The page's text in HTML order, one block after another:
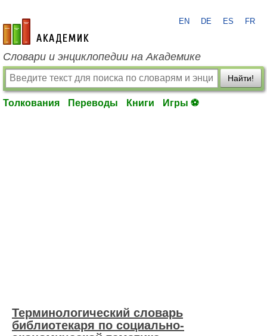
academic.ru
EN DE ES FR
Словари и энциклопедии на Академике
Найти!
Толкования Переводы Книги Игры ⚽
Терминологический словарь
библиотекаря по социально-